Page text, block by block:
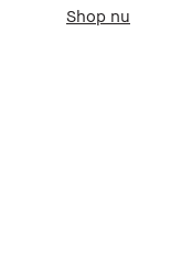
Shop nu